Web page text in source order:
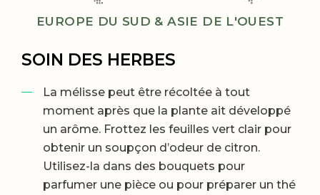
EUROPE DU SUD & ASIE DE L'OUEST
SOIN DES HERBES
La mélisse peut être récoltée à tout
moment après que la plante ait développé
un arôme. Frottez les feuilles vert clair pour
obtenir un soupçon d’odeur de citron.
Utilisez-la dans des bouquets pour
parfumer une pièce ou pour préparer un thé